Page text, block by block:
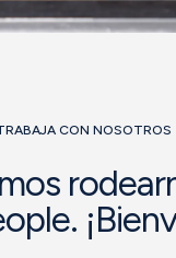
CON NOSOTROS